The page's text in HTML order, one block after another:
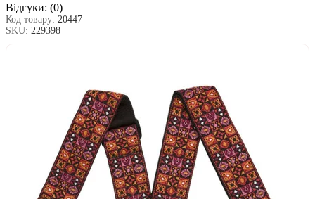
Відгуки: (0)
Код товару: 20447
SKU: 229398